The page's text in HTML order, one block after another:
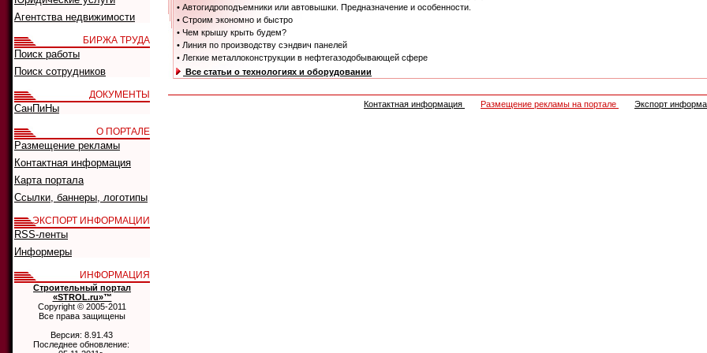
• Автогидроподъемники или автовышки. Предназначение и особенности.
• Строим экономно и быстро
• Чем крышу крыть будем?
• Линия по производству сэндвич панелей
• Легкие металлоконструкции в нефтегазодобывающей сфере
Все статьи о технологиях и оборудовании
Контактная информация Размещение рекламы на портале Экспорт
Агентства недвижимости
БИРЖА ТРУДА
Поиск работы
Поиск сотрудников
ДОКУМЕНТЫ
СанПиНы
О ПОРТАЛЕ
Размещение рекламы
Контактная информация
Карта портала
Ссылки, баннеры, логотипы
ЭКСПОРТ ИНФОРМАЦИИ
RSS-ленты
Информеры
ИНФОРМАЦИЯ
Строительный портал
«STROL.ru»™
Copyright © 2005-2011
Все права защищены
Версия: 8.91.43
Последнее обновление: